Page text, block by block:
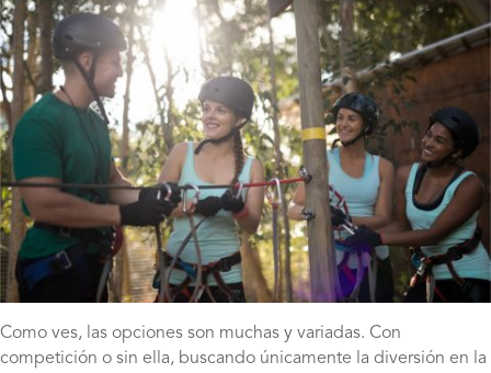
Como ves, las opciones son muchas y variadas. Con
competición o sin ella, buscando únicamente la diversión en la